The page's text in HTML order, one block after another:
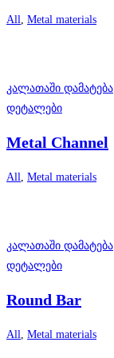
All Metal materials
კალათაში დამატება
დეტალები
Metal Channel
All Metal materials
კალათაში დამატება
დეტალები
Round Bar
All, Metal materials